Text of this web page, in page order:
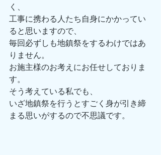
く、
工事に携わる人たち自身にかかってい
ると思いますので、
毎回必ずしも地鎮祭をするわけではあ
りません。
お施主様のお考えにお任せしておりま
す。
そう考えている私でも、
いざ地鎮祭を行うとすごく身が引き締
まる思いがするので不思議です。